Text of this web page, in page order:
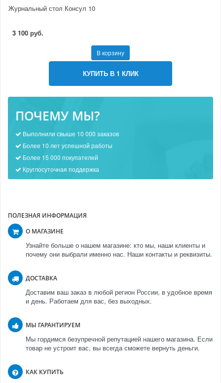
Журнальный стол Консул 10
3 100 руб.
В корзину
КУПИТЬ В 1 КЛИК
ПОЧЕМУ МЫ?
Выполнили свыше 10 000 заказов
Более 10 лет успешной работы
Более 15 000 покупателей
Круглосуточная поддержка
ПОЛЕЗНАЯ ИНФОРМАЦИЯ
О МАГАЗИНЕ
Узнайте больше о нашем магазине: кто мы, наши клиенты и
почему они выбрали именно нас. Наши контакты и реквизиты.
ДОСТАВКА
Доставим ваш заказ в любой регион России, в удобное время
и день. Работаем для вас, без выходных.
МЫ ГАРАНТИРУЕМ
Мы гордимся безупречной репутацией нашего магазина. Если
товар не устроит вас, вы всегда сможете вернуть деньги.
КАК КУПИТЬ